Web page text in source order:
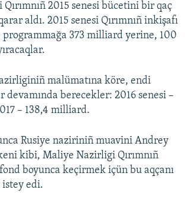
saytları
2015 senesi bücetini bir qaç
aldı. 2015 senesi Qırımnıñ inkişafı
programmağa 373 milliard yerine, 100
malümatına köre, endi
devamında berecekler: 2016 senesi –
– 138,4 milliard.
Rusiye naziriniñ muavini Andrey
kibi, Maliye Nazirligi Qırımnıñ
boyunca keçirmek içün bu aqçanı
edi.